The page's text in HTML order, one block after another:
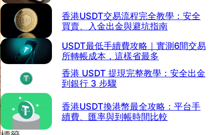
香港USDT交易流程完全教學：安全
買賣、入金出金與避坑指南
USDT最低手續費攻略｜實測6間交易
所轉帳成本，這樣省最多
香港 USDT 提現完整教學：安全出金
到銀行 3 步驟
香港USDT換港幣最全攻略：平台手
續費、匯率與到帳時間比較